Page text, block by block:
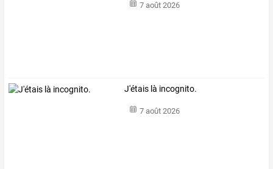
7 août 2026
J'étais là incognito.
7 août 2026